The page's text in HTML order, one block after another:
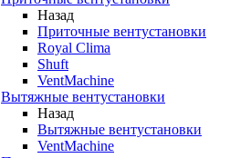
Назад
Приточные вентустановки
Royal Clima
Shuft
VentMachine
Вытяжные вентустановки
Назад
Вытяжные вентустановки
VentMachine